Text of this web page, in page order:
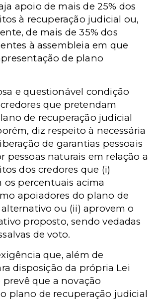
apoio de mais de 25% dos
à recuperação judicial ou,
de mais de 35% dos
à assembleia em que
de plano
e questionável condição
que pretendam
de recuperação judicial
diz respeito à necessária
de garantias pessoais
pessoas naturais em relação a
dos credores que (i)
percentuais acima
apoiadores do plano de
ou (ii) aprovem o
proposto, sendo vedadas
de voto.
que, além de
disposição da própria Lei
prevê que a novação
plano de recuperação judicial